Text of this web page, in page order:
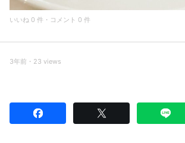
いいね 0 件・コメント 0 件
3年前・23 views